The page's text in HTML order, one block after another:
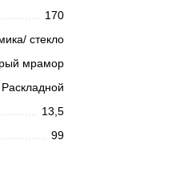
170
стекло
мрамор
Раскладной
13,5
99